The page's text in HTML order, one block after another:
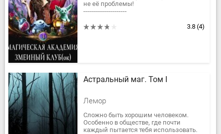
не её проблемы!
----------------------
*новые сокурсники - противные и не
3.8 (4)
Астральный маг. Том I
Лемор
Сложно быть хорошим человеком.
Особенно в обществе, где почти
каждый пытается тебя использовать.